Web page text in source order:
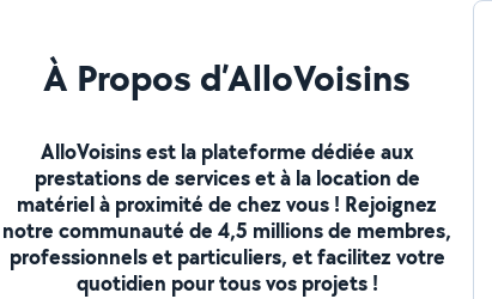
À Propos d’AlloVoisins
AlloVoisins est la plateforme dédiée aux
prestations de services et à la location de
matériel à proximité de chez vous ! Rejoignez
notre communauté de 4,5 millions de membres,
professionnels et particuliers, et facilitez votre
quotidien pour tous vos projets !